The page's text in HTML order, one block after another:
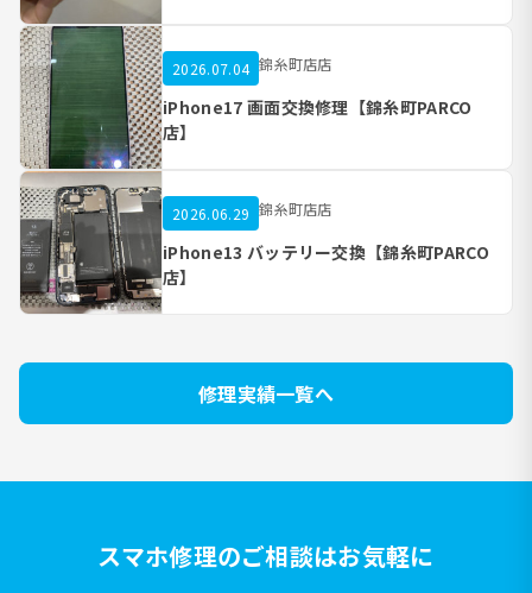
2026.07.04 錦糸町店店
iPhone17 画面交換修理【錦糸町PARCO
店】
2026.06.29 錦糸町店店
iPhone13 バッテリー交換【錦糸町PARCO
店】
修理実績一覧へ
スマホ修理のご相談はお気軽に